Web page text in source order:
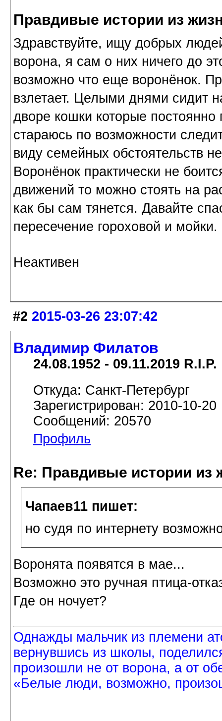
Правдивые истории из
Здравствуйте, ищу добрых
ворона, я сам о них ничего до
возможно что еще воронёнок.
взлетает. Целыми днями сидит
дворе кошки которые
стараюсь по возможности
виду семейных обстоятельств
Воронёнок практически не
движений то можно стоять на
как бы сам тянется. Давайте
пересечение гороховой и мойки.
Неактивен
#2 2015-03-26 23:07:42
Владимир Филатов
24.08.1952 - 09.11.2019 R.I.P.
Откуда: Санкт-Петербург
Зарегистрирован: 2010-10-20
Сообщений: 20570
Профиль
Re: Правдивые истории из
Чапаев11 пишет:
но судя по интернету
Воронята появятся в мае...
Возможно это ручная птица-
Где он ночует?
Однажды мальчик из племени
вернувшись из школы,
произошли не от ворона, а от
«Белые люди, возможно,